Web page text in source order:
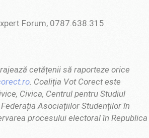
Forum, 0787.638.315
cetățenii să raporteze orice
. Coaliția Vot Corect este
Civica, Centrul pentru Studiul
Asociațiilor Studenților în
procesului electoral în Republica